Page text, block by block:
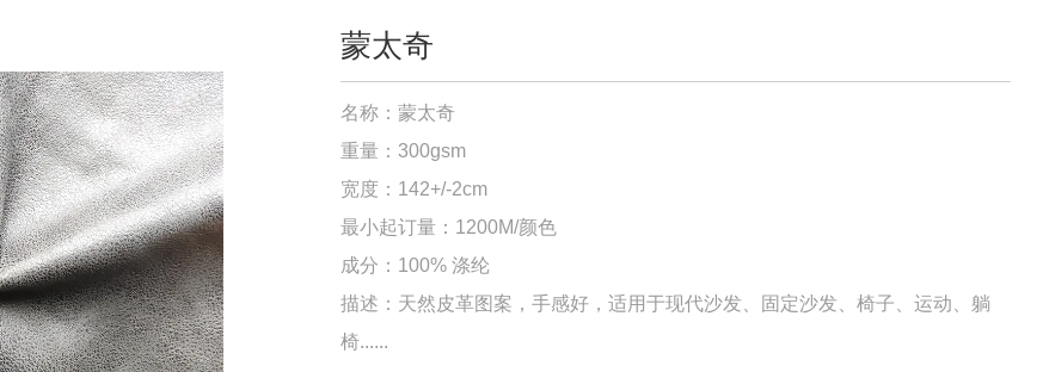
蒙太奇
名称： 蒙太奇
重量：300gsm
宽度：142+/-2cm
最小起订量：1200M/颜色
成分：100% 涤纶
描述：天然皮革图案，手感好，适用于现代沙发、固定沙发、椅子、运动、躺
椅......